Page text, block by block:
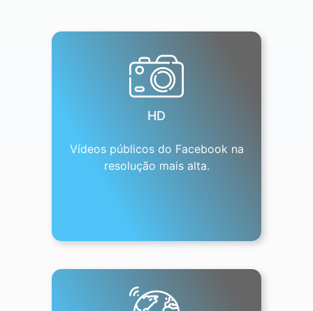
HD
Vídeos públicos do Facebook na
resolução mais alta.